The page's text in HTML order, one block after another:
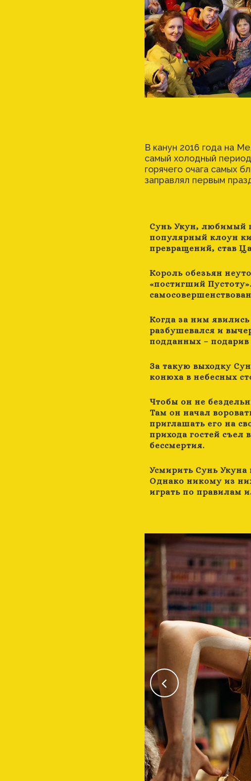
В канун 2016 года на
самый холодный
горячего очага самых
заправлял первым
Сунь Укун, любимый
популярный клоун
превращений, став
Король обезьян
«постигший
Когда за ним
разбушевался и
подданных – подарив
За такую выходку
конюха в небесных
Чтобы он не
Там он начал
приглашать его на
прихода гостей съел
бессмертия.
Усмирить Сунь
Однако никому из
играть по правилам